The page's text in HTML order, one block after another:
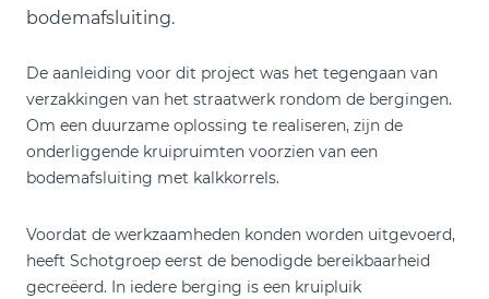
bodemafsluiting.
De aanleiding voor dit project was het tegengaan van
verzakkingen van het straatwerk rondom de bergingen.
Om een duurzame oplossing te realiseren, zijn de
onderliggende kruipruimten voorzien van een
bodemafsluiting met kalkkorrels.
Voordat de werkzaamheden konden worden uitgevoerd,
heeft Schotgroep eerst de benodigde bereikbaarheid
gecreëerd. In iedere berging is een kruipluik